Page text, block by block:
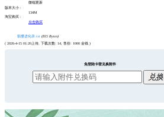
微端更新
版本大小 :
134M
淘宝购买 :
点击购买
骷髅进化录.txt (815 Bytes)
( 2026-4-15 01:20上传, 下载次数: 14, 售价: 1000 金钱 )
免登陆卡密兑换附件
兑换